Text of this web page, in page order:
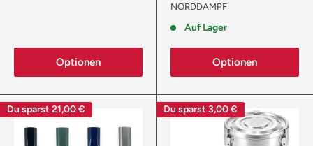
Optionen
NORDDAMPF
Auf Lager
Optionen
Du sparst 21,00 € Du sparst 3,00 €